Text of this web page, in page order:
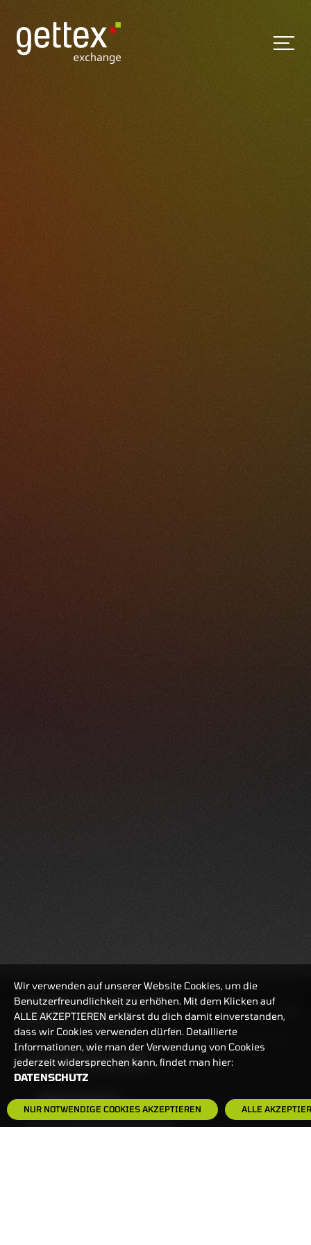
BANKEINSTELLUNGEN
HÄUFIG GESUCHT:
HANDELSZEIT
MO-FR: 7:30-23 UHR
ZERTIFIKATE
8:00-22 UHR
Wir verwenden auf unserer Website Cookies, um die
Benutzerfreundlichkeit zu erhöhen. Mit dem Klicken auf
ALLE AKZEPTIEREN erklärst du dich damit einverstanden,
dass wir Cookies verwenden dürfen. Detaillierte
Informationen, wie man der Verwendung von Cookies
jederzeit widersprechen kann, findet man hier:
DATENSCHUTZ
NUR NOTWENDIGE COOKIES AKZEPTIEREN ALLE